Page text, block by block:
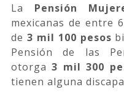
La Pensión
mexicanas de entre
de 3 mil 100 pesos
Pensión de las
otorga3 mil 300
tienen alguna